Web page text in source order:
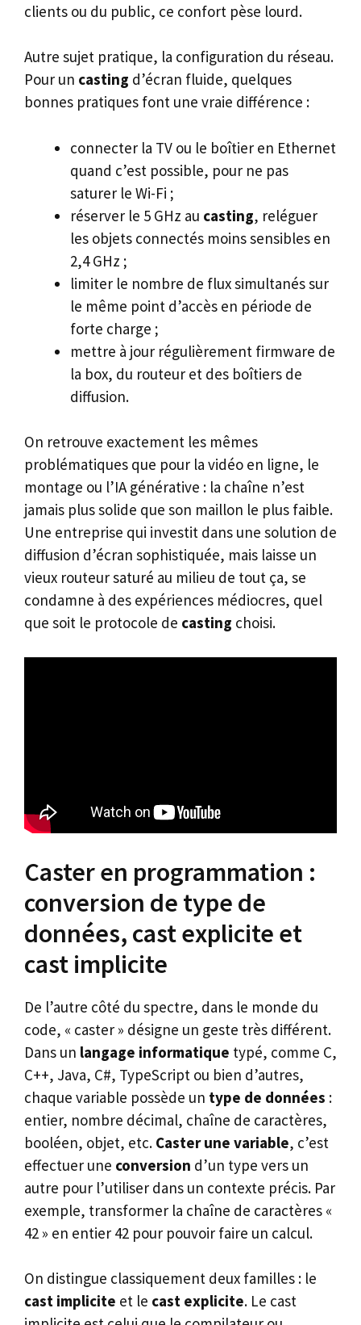
clients ou du public, ce confort pèse lourd.
Autre sujet pratique, la configuration du réseau.
Pour un casting d’écran fluide, quelques
bonnes pratiques font une vraie différence :
connecter la TV ou le boîtier en Ethernet
quand c’est possible, pour ne pas
saturer le Wi-Fi ;
réserver le 5 GHz au casting, reléguer
les objets connectés moins sensibles en
2,4 GHz ;
limiter le nombre de flux simultanés sur
le même point d’accès en période de
forte charge ;
mettre à jour régulièrement firmware de
la box, du routeur et des boîtiers de
diffusion.
On retrouve exactement les mêmes
problématiques que pour la vidéo en ligne, le
montage ou l’IA générative : la chaîne n’est
jamais plus solide que son maillon le plus faible.
Une entreprise qui investit dans une solution de
diffusion d’écran sophistiquée, mais laisse un
vieux routeur saturé au milieu de tout ça, se
condamne à des expériences médiocres, quel
que soit le protocole de casting choisi.
Caster en programmation :
conversion de type de
données, cast explicite et
cast implicite
De l’autre côté du spectre, dans le monde du
code, « caster » désigne un geste très différent.
Dans un langage informatique typé, comme C,
C++, Java, C#, TypeScript ou bien d’autres,
chaque variable possède un type de données :
entier, nombre décimal, chaîne de caractères,
booléen, objet, etc. Caster une variable, c’est
effectuer une conversion d’un type vers un
autre pour l’utiliser dans un contexte précis. Par
exemple, transformer la chaîne de caractères «
42 » en entier 42 pour pouvoir faire un calcul.
On distingue classiquement deux familles : le
cast implicite et le cast explicite. Le cast